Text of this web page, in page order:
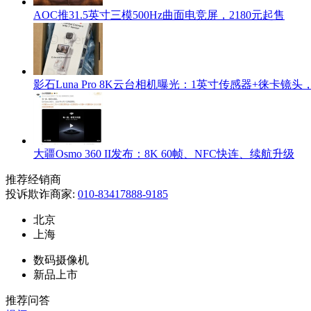
AOC推31.5英寸三模500Hz曲面电竞屏，2180元起售
影石Luna Pro 8K云台相机曝光：1英寸传感器+徕卡镜头
大疆Osmo 360 II发布：8K 60帧、NFC快连、续航升级
推荐经销商
投诉欺诈商家: 010-83417888-9185
北京
上海
数码摄像机
新品上市
推荐问答